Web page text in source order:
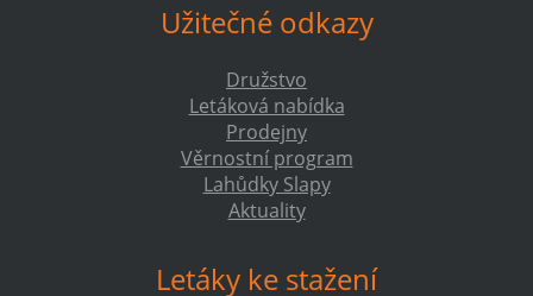
Užitečné odkazy
Družstvo
Letáková nabídka
Prodejny
Věrnostní program
Lahůdky Slapy
Aktuality
Letáky ke stažení